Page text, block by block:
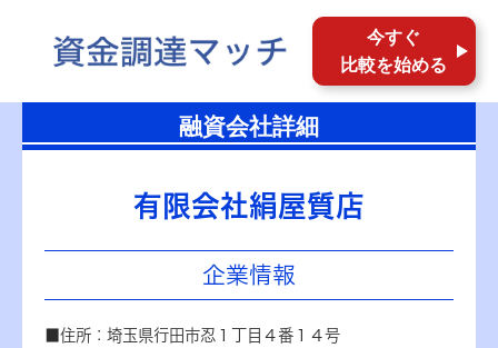
今すぐ
比較を始める
融資会社詳細
有限会社絹屋質店
企業情報
■住所：埼玉県行田市忍１丁目４番１４号